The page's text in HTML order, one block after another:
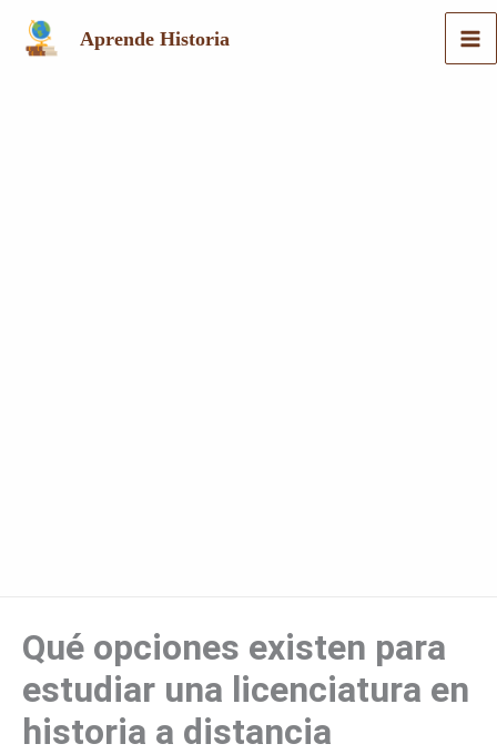
Aprende Historia
Qué opciones existen para
estudiar una licenciatura en
historia a distancia